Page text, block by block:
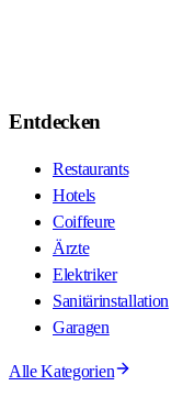
Entdecken
Restaurants
Hotels
Coiffeure
Ärzte
Elektriker
Sanitärinstallation
Garagen
Alle Kategorien